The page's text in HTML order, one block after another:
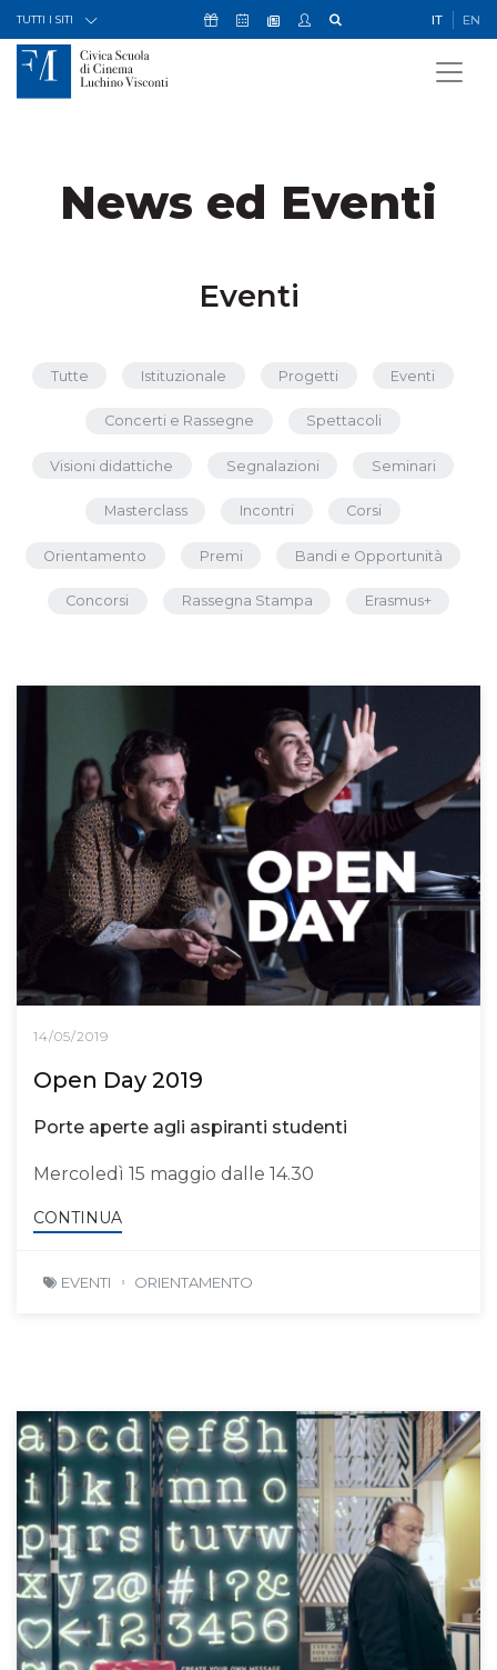
Skip to Content
TUTTI I SITI Icona Sostienici
Icona Calendario Eventi
Icona Newsletter
Icona My Civica IT EN
News ed Eventi
Eventi
Tutte Istituzionale Progetti Eventi
Concerti e Rassegne Spettacoli
Visioni didattiche Segnalazioni Seminari
Masterclass Incontri Corsi
Orientamento Premi Bandi e Opportunità
Concorsi Rassegna Stampa Erasmus+
14/05/2019
Open Day 2019
Porte aperte agli aspiranti studenti
Mercoledì 15 maggio dalle 14.30
CONTINUA
EVENTI ORIENTAMENTO